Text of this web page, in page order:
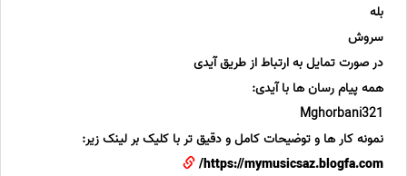
بله
سروش
در صورت تمایل به ارتباط از طریق آیدی
همه پیام رسان ها با آیدی:
Mghorbani321
نمونه کار ها و توضیحات کامل و دقیق تر با کلیک بر لینک زیر:
https://mymusicsaz.blogfa.com/